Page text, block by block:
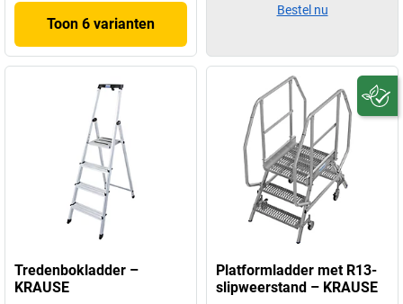
Toon 6 varianten
Tredenbokladder –
KRAUSE
Platformladder met R13-
slipweerstand – KRAUSE
Bestel nu